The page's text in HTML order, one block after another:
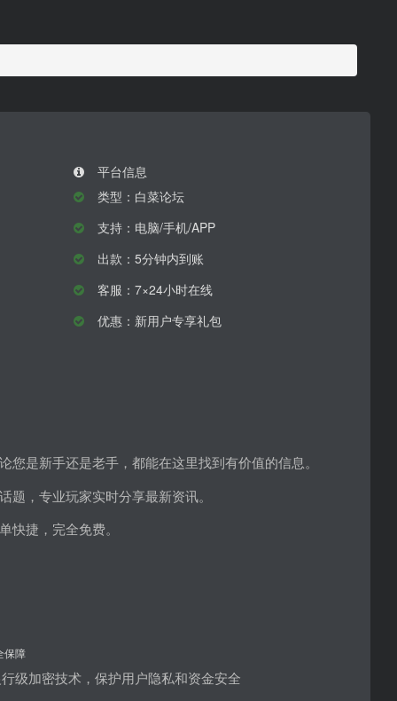
平台信息
类型：白菜论坛
支持：电脑/手机/APP
出款：5分钟内到账
客服：7×24小时在线
优惠：新用户专享礼包
是新手还是老手，都能在这里找到有价值的信息。
，专业玩家实时分享最新资讯。
捷，完全免费。
保障
级加密技术，保护用户隐私和资金安全